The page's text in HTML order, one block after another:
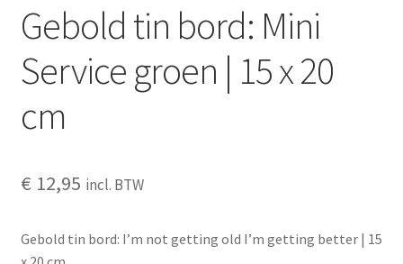
OVER ONS
Partners
Privacy
Gebold tin bord: Mini
Service groen | 15 x 20
cm
€ 12,95 incl. BTW
Gebold tin bord: I’m not getting old I’m getting better | 15